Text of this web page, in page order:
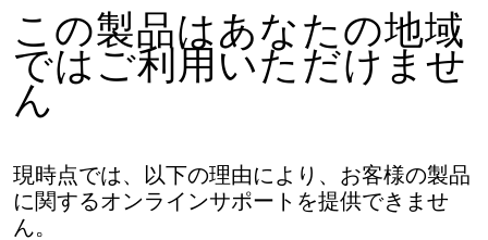
この製品はあなたの地域
ではご利用いただけませ
ん
現時点では、以下の理由により、お客様の製品
に関するオンラインサポートを提供できませ
ん。